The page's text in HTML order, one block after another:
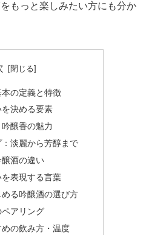
もっと楽しみたい方にも分か
の定義と特徴
決める要素
醸香の魅力
淡麗から芳醇まで
酒の違い
表現する言葉
る吟醸酒の選び方
アリング
の飲み方・温度